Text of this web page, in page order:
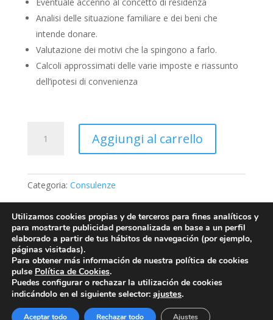
Analisi delle situazione familiare e dei beni che
intende donare.
Valutazione dei motivi che la spingono a farlo.
Calcoli approssimati delle varie imposte e riassunto
dell’ipotesi di convenienza
fare
donazione?
quantità
Aggiungi al carrello
Categoria: Consulenze
Aviso Legal
Política de Privacidad
Política de Cookies
Condiciones generales de contratación
Utilizamos cookies propias y de terceros para fines analíticos y
para mostrarte publicidad personalizada en base a un perfil
elaborado a partir de tus hábitos de navegación (por ejemplo,
páginas visitadas).
Para obtener más información de nuestra política de cookies
pulse Política de Cookies.
Puedes configurar o rechazar la utilización de cookies
indicándolo en el siguiente selector: ajustes.
Aceptar todo Rechazar todo Ajustes